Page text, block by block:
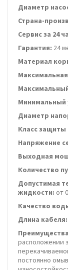
Диаметр
Страна-
Сервис за 24
Гарантия: 24
Материал
Минимальный
Диаметр
Класс защиты
Напряжение
Выходная
Количество
Допустимая
жидкости: от
Качество
Длина кабеля:
расположении
постоянно